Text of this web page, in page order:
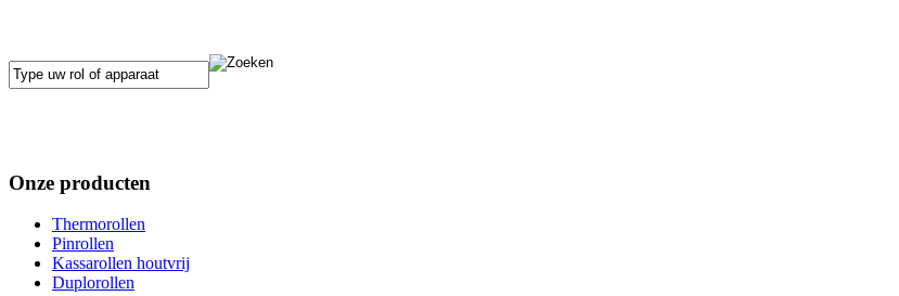
Onze producten
Thermorollen
Pinrollen
Kassarollen houtvrij
Duplorollen